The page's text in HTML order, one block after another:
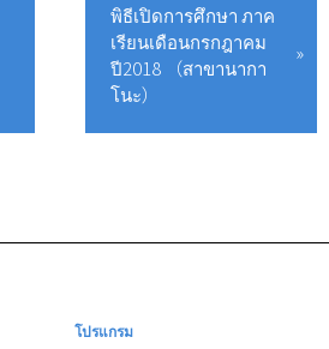
พิธีเปิดการศึกษา ภาค
เรียนเดือนกรกฎาคม
ปี2018 （สาขานากา
โนะ）
โปรแกรม